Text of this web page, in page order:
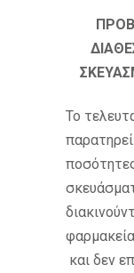
Το
και δεν